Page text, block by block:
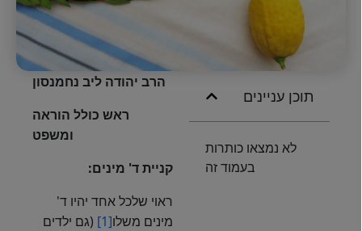
תוכן עניינים
לא נמצאו כותרות
בעמוד זה
הרב יהודה ליב נחמנסון
ראש כולל הוראה
ומשפט
קניית ד' מינים:
ראוי שלכל אחד יהיו ד'
מינים משלו[1]
(גם ילדים